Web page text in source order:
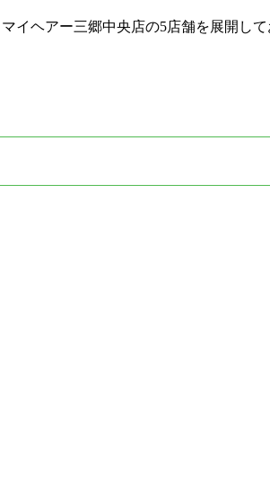
イヘアー三郷中央店の5店舗を展開し